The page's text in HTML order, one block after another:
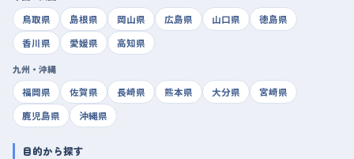
鳥取県
島根県 岡山県 広島県 山口県
徳島県
香川県
愛媛県 高知県
九州・沖縄
福岡県
佐賀県 長崎県 熊本県 大分県
宮崎県
鹿児島県
沖縄県
目的から探す